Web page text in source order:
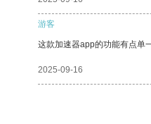
游客
这款加速器app的功能有点单
2025-09-16